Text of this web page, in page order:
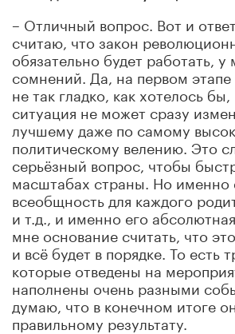
– Отличный вопрос. Вот и
считаю, что закон
обязательно будет работать,
сомнений. Да, на первом этапе
не так гладко, как хотелось
ситуация не может сразу
лучшему даже по самому
политическому велению. Это
серьёзный вопрос, чтобы
масштабах страны. Но именно
всеобщность для каждого
и т.д., и именно его
мне основание считать, что
и всё будет в порядке. То есть
которые отведены на
наполнены очень разными
думаю, что в конечном итоге
правильному результату.